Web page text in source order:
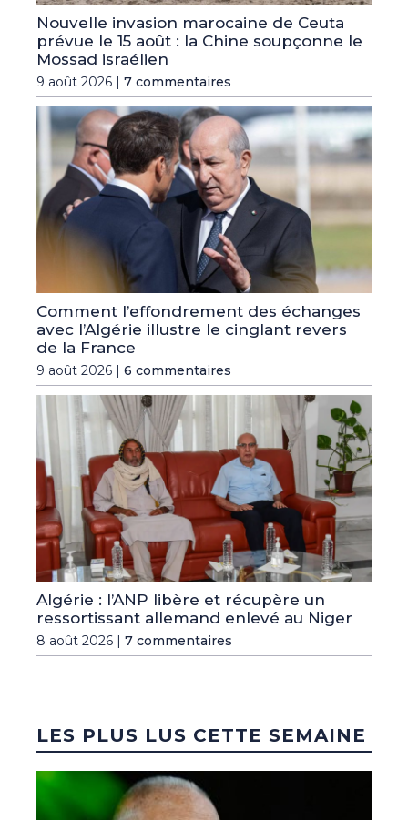
Nouvelle invasion marocaine de Ceuta
prévue le 15 août : la Chine soupçonne le
Mossad israélien
9 août 2026 | 7 commentaires
Comment l’effondrement des échanges
avec l’Algérie illustre le cinglant revers
de la France
9 août 2026 | 6 commentaires
Algérie : l’ANP libère et récupère un
ressortissant allemand enlevé au Niger
8 août 2026 | 7 commentaires
LES PLUS LUS CETTE SEMAINE